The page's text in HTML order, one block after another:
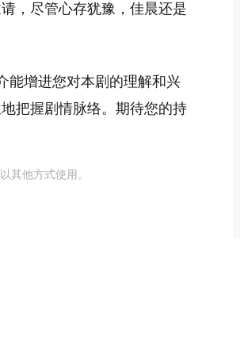
，尽管心存犹豫，佳晨还是
能增进您对本剧的理解和兴
把握剧情脉络。期待您的持
其他方式使用。